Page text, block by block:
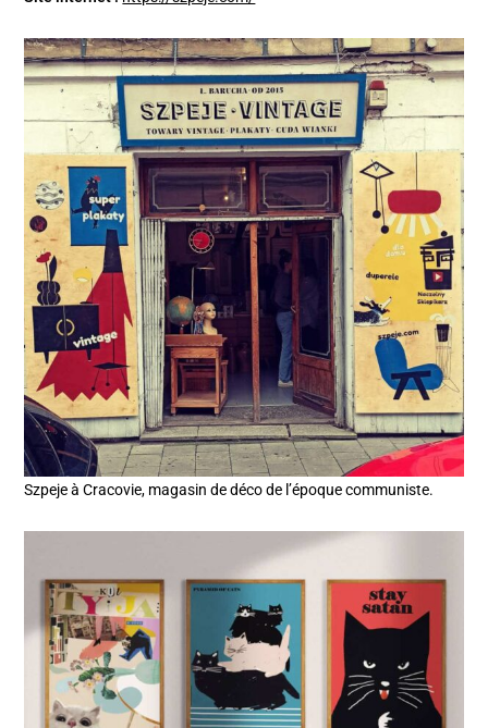
Szpeje à Cracovie, magasin de déco de l’époque communiste.